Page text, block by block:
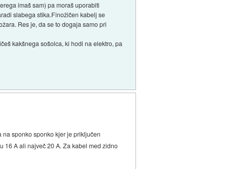
imaš sam) pa moraš uporabiti
slabega stika.Finožičen kabelj se
Res je, da se to dogaja samo pri
kakšnega sošolca, ki hodi na elektro, pa
sponko sponko kjer je priključen
16 A ali največ 20 A. Za kabel med zidno